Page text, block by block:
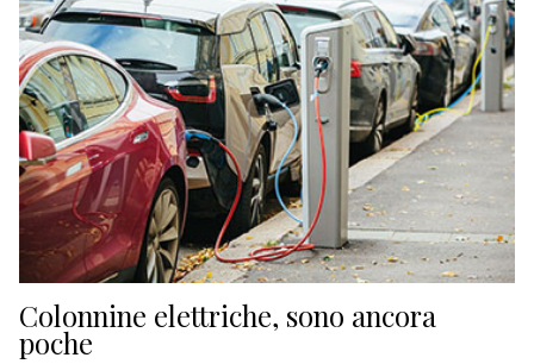
Colonnine elettriche, sono ancora
poche